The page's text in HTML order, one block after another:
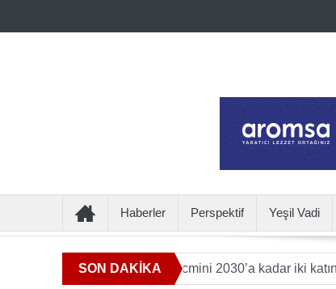
Haberler Perspektif Yeşil Vadi
SON DAKİKA
sunan ürün hacmini 2030’a kadar iki katına çıkaracak